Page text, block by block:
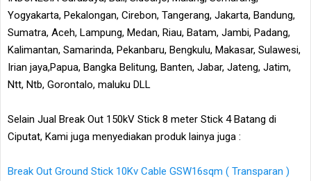
Yogyakarta, Pekalongan, Cirebon, Tangerang, Jakarta, Bandung,
Sumatra, Aceh, Lampung, Medan, Riau, Batam, Jambi, Padang,
Kalimantan, Samarinda, Pekanbaru, Bengkulu, Makasar, Sulawesi,
Irian jaya,Papua, Bangka Belitung, Banten, Jabar, Jateng, Jatim,
Ntt, Ntb, Gorontalo, maluku DLL
Selain Jual Break Out 150kV Stick 8 meter Stick 4 Batang di
Ciputat, Kami juga menyediakan produk lainya juga :
Break Out Ground Stick 10Kv Cable GSW16sqm ( Transparan )